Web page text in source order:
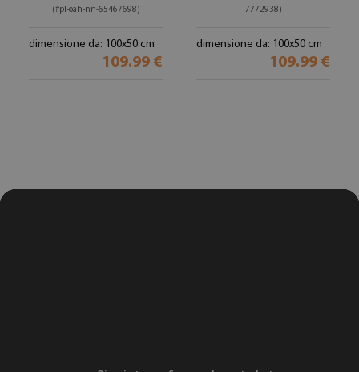
(#pl-oah-nn-65467698)
dimensione da: 100x50 cm
109.99 €
7772938)
dimensione da: 100x50 cm
109.99 €